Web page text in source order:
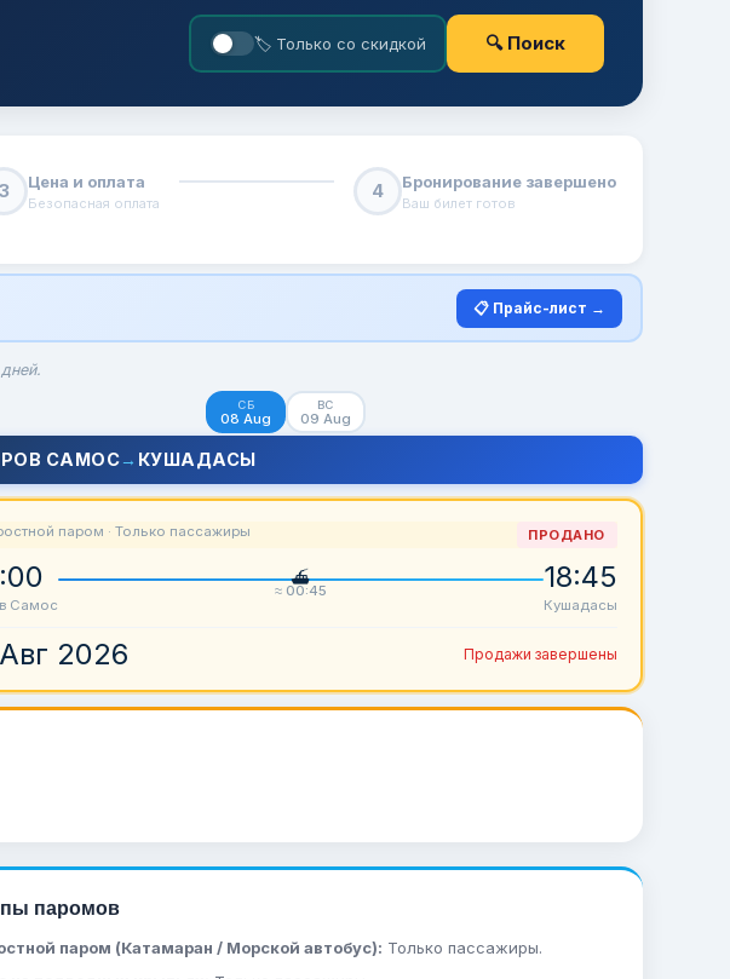
🏷 Только со скидкой 🔍 Поиск
3 Цена и оплата
Безопасная оплата
4 Бронирование завершено
Ваш билет готов
📋 Прайс-лист →
СБ
08 Aug
ВС
09 Aug
САМОС→ КУШАДАСЫ
паром · Только пассажиры ПРОДАНО
Самос
≈ 00:45 18:45
Кушадасы
2026 Продажи завершены
паромов
паром (Катамаран / Морской автобус): Только пассажиры.